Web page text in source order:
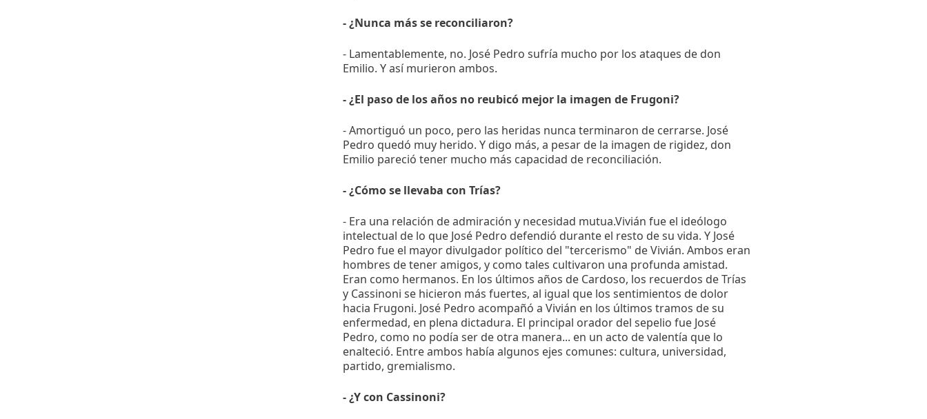
- ¿Nunca más se reconciliaron?
- Lamentablemente, no. José Pedro sufría mucho por los ataques de don
Emilio. Y así murieron ambos.
- ¿El paso de los años no reubicó mejor la imagen de Frugoni?
- Amortiguó un poco, pero las heridas nunca terminaron de cerrarse. José
Pedro quedó muy herido. Y digo más, a pesar de la imagen de rigidez, don
Emilio pareció tener mucho más capacidad de reconciliación.
- ¿Cómo se llevaba con Trías?
- Era una relación de admiración y necesidad mutua.Vivián fue el ideólogo
intelectual de lo que José Pedro defendió durante el resto de su vida. Y José
Pedro fue el mayor divulgador político del "tercerismo" de Vivián. Ambos eran
hombres de tener amigos, y como tales cultivaron una profunda amistad.
Eran como hermanos. En los últimos años de Cardoso, los recuerdos de Trías
y Cassinoni se hicieron más fuertes, al igual que los sentimientos de dolor
hacia Frugoni. José Pedro acompañó a Vivián en los últimos tramos de su
enfermedad, en plena dictadura. El principal orador del sepelio fue José
Pedro, como no podía ser de otra manera... en un acto de valentía que lo
enalteció. Entre ambos había algunos ejes comunes: cultura, universidad,
partido, gremialismo.
- ¿Y con Cassinoni?